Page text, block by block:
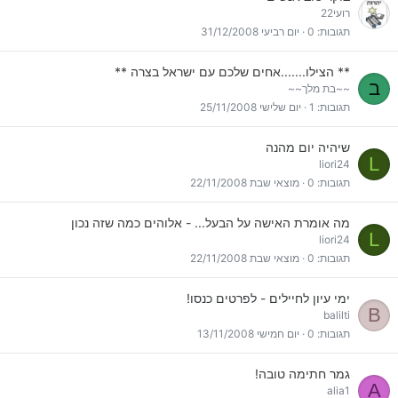
רועי22
תגובות 0 יום רביעי 31/12/2008
ב
** הצילו.......אחים שלכם עם ישראל בצרה **
~~בת מלך~~
תגובות 1 יום שלישי 25/11/2008
L
שיהיה יום מהנה
liori24
תגובות 0 מוצאי שבת 22/11/2008
L
מה אומרת האישה על הבעל... - אלוהים כמה שזה נכון
liori24
תגובות 0 מוצאי שבת 22/11/2008
B
ימי עיון לחיילים - לפרטים כנסו!
balilti
תגובות 0 יום חמישי 13/11/2008
A
גמר חתימה טובה!
alia1